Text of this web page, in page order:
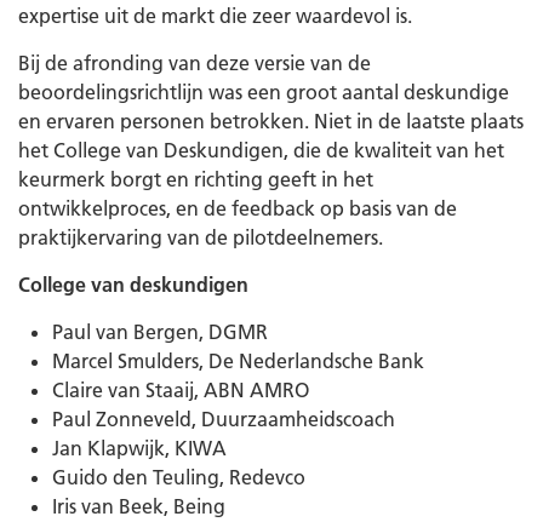
expertise uit de markt die zeer waardevol is.
Bij de afronding van deze versie van de
beoordelingsrichtlijn was een groot aantal deskundige
en ervaren personen betrokken. Niet in de laatste plaats
het College van Deskundigen, die de kwaliteit van het
keurmerk borgt en richting geeft in het
ontwikkelproces, en de feedback op basis van de
praktijkervaring van de pilotdeelnemers.
College van deskundigen
Paul van Bergen, DGMR
Marcel Smulders, De Nederlandsche Bank
Claire van Staaij, ABN AMRO
Paul Zonneveld, Duurzaamheidscoach
Jan Klapwijk, KIWA
Guido den Teuling, Redevco
Iris van Beek, Being